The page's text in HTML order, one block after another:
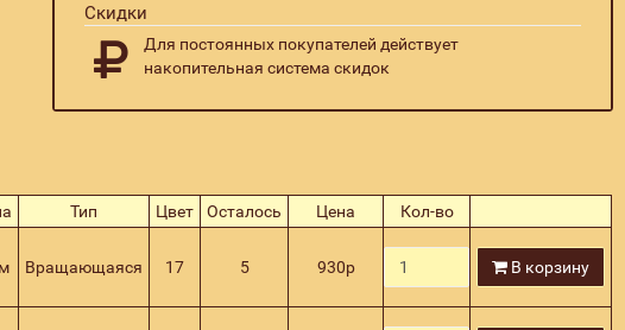
Скидки
Для постоянных покупателей действует
накопительная система скидок
Тип Цвет Осталось Цена Кол-во
Вращающаяся 17 5 930р В корзину